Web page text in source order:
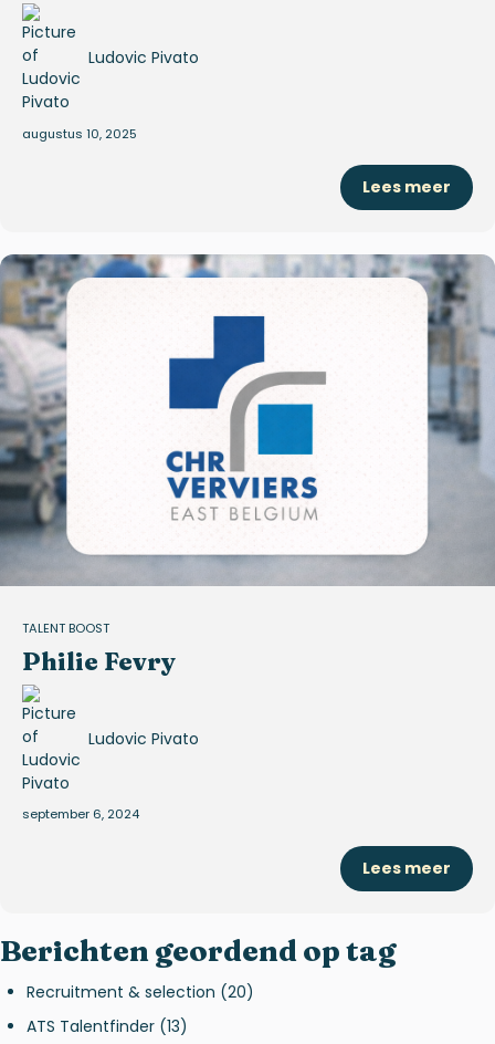
Ludovic Pivato
augustus 10, 2025
Lees meer
TALENT BOOST
Philie Fevry
Ludovic Pivato
september 6, 2024
Lees meer
Berichten geordend op tag
Recruitment & selection (20)
ATS Talentfinder (13)